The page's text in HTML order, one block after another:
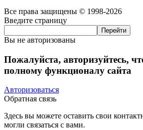
Все права защищены © 1998-2026
Введите страницу
Вы не авторизованы
Пожалуйста, авторизуйтесь,
полному функционалу сайта
Авторизоваться
Обратная связь
Здесь вы можете оставить свои
могли связаться с вами.